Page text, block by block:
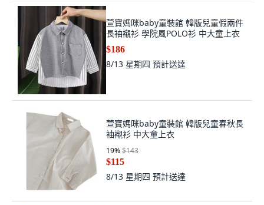
萱寶媽咪baby童裝館 韓版兒童假兩件
長袖襯衫 學院風POLO衫 中大童上衣
$186
8/13 星期四 預計送達
萱寶媽咪baby童裝館 韓版兒童春秋長
袖襯衫 中大童上衣
19%$143
$115
8/13 星期四 預計送達